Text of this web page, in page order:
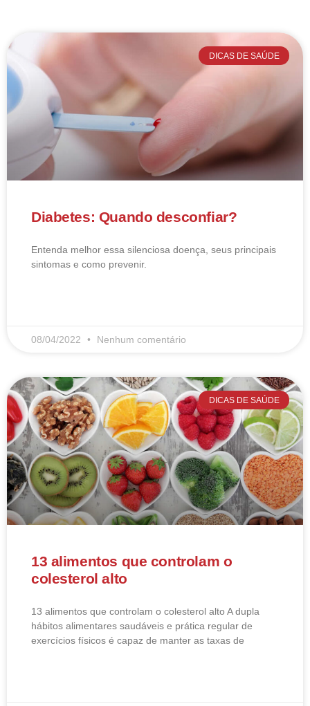
DICAS DE SAÚDE
Diabetes: Quando desconfiar?
Entenda melhor essa silenciosa doença, seus principais
sintomas e como prevenir.
08/04/2022 Nenhum comentário
DICAS DE SAÚDE
13 alimentos que controlam o
colesterol alto
13 alimentos que controlam o colesterol alto​ A dupla
hábitos alimentares saudáveis e prática regular de
exercícios físicos é capaz de manter as taxas de